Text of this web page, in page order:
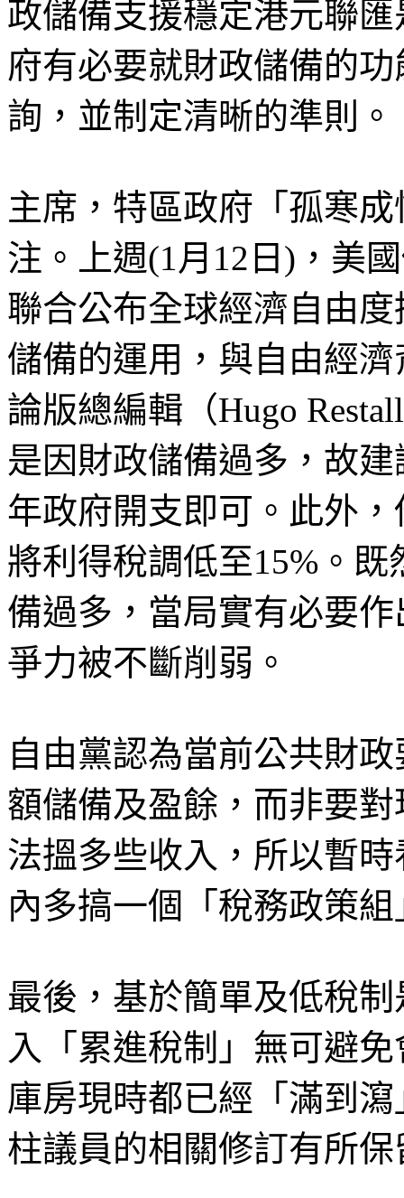
政儲備支援穩定港元聯
府有必要就財政儲備的
詢，並制定清晰的準則。
主席，特區政府「孤寒
注。上週(1月12日)，美
聯合公布全球經濟自由
儲備的運用，與自由經
論版總編輯（Hugo
是因財政儲備過多，故
年政府開支即可。此外
將利得稅調低至15%。
備過多，當局實有必要
爭力被不斷削弱。
自由黨認為當前公共財
額儲備及盈餘，而非要
法搵多些收入，所以暫
內多搞一個「稅務政策組
最後，基於簡單及低稅
入「累進稅制」無可避
庫房現時都已經「滿到
柱議員的相關修訂有所保